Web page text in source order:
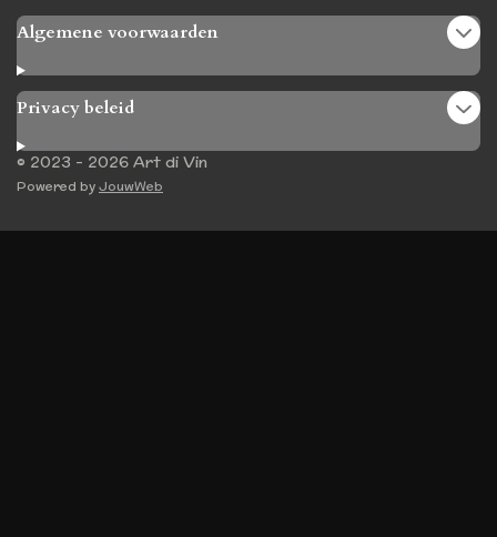
Algemene voorwaarden
Privacy beleid
© 2023 - 2026 Art di Vin
Powered byJouwWeb